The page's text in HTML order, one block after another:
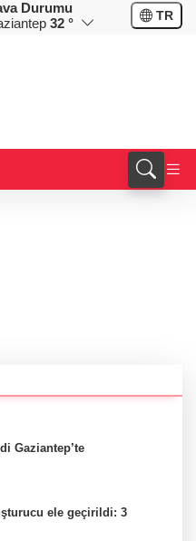
%0,18
CHF
58,8584%-
Durumu
32 ° TR
Gaziantep’te
ele geçirildi: 3